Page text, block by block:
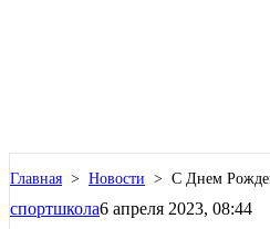
Главная > Новости > С Днем
спортшкола6 апреля 2023, 08:44